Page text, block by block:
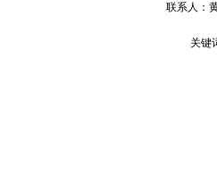
联系人：
关键